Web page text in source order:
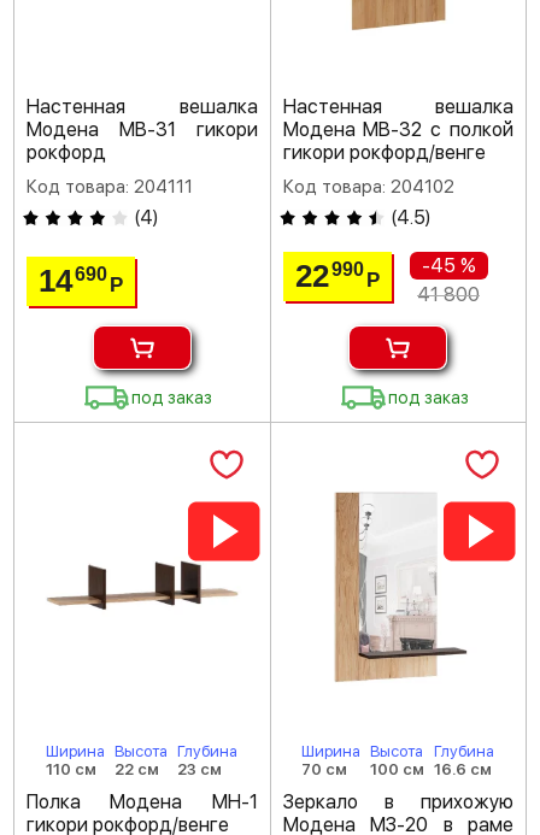
Настенная вешалка
Модена МВ-31 гикори
рокфорд
Код товара: 204111
(4)
14690Р
под заказ
Настенная вешалка
Модена МВ-32 с полкой
гикори рокфорд/венге
Код товара: 204102
(4.5)
22990 Р
-45 %
41 800
под заказ
Ширина
110 см
Высота
22 см
Глубина
23 см
Полка Модена МН-1
гикори рокфорд/венге
Ширина
70 см
Высота
100 см
Глубина
16.6 см
Зеркало в прихожую
Модена МЗ-20 в раме